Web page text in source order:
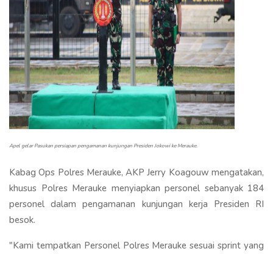
Apel gelar Pasukan persiapan pengamanan kunjungan Presiden Jokowi ke Merauke.
Kabag Ops Polres Merauke, AKP Jerry Koagouw mengatakan,
khusus Polres Merauke menyiapkan personel sebanyak 184
personel dalam pengamanan kunjungan kerja Presiden RI
besok.
"Kami tempatkan Personel Polres Merauke sesuai sprint yang